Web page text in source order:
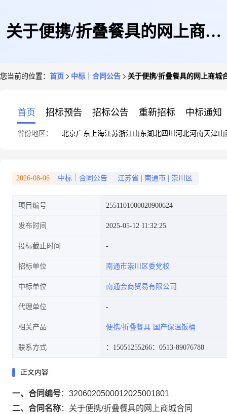
关于便携/折叠餐具的网上商城
您当前的位置： 首页 中标｜合同公告 关于便携/折叠餐具的网上商城
首页 招标预告 招标公告 重新招标 中标通知
省份地区： 北京广东 上海江苏浙江山东湖北四川 河北河南天津山
2026-08-06 中标｜合同公告 江苏省 南通市 崇川区
项目编号 2551101000020900624
发布时间 2025-05-12 11:32:25
投标截止时间
招标单位 南通市崇川区委党校
中标单位 南通会商贸易有限公司
代理单位
相关产品 便携/折叠餐具 国产保温饭桶
联系方式 ：15051255266：0513-89076788
正文内容
一、合同编号： 3206020500012025001801
二、合同名称： 关于便携/折叠餐具的网上商城合同